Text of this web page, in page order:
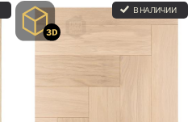
В НАЛИЧИИ